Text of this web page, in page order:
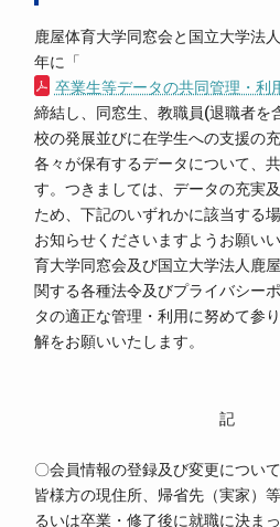
鹿屋体育大学同窓会と国立大学法
年に「
卒業生等データの共同管理・利
締結し、同窓生、教職員(退職者を
校の発展並びに在学生への支援の
各々が保有するデータについて、
す。つきましては、データの充実
ため、下記のいずれかに該当する
お知らせくださいますようお願い
育大学同窓会及び国立大学法人鹿
関する各種法令及びプライバシー
タの適正な管理・利用に努めて参
解をお願いいたします。
記
〇会員情報の登録及び変更について
皆様方の現住所、帰省先（実家）
るいは卒業・修了後に就職に決ま